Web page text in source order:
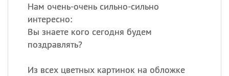
Нам очень-очень сильно-сильно
интересно:
Вы знаете кого сегодня будем
поздравлять?
Из всех цветных картинок на обложке